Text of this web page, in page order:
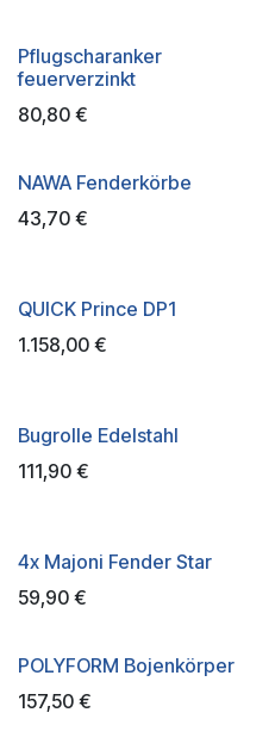
Pflugscharanker
feuerverzinkt
80,80 €
NAWA Fenderkörbe
43,70 €
QUICK Prince DP1
1.158,00 €
Bugrolle Edelstahl
111,90 €
4x Majoni Fender Star
59,90 €
POLYFORM Bojenkörper
157,50 €